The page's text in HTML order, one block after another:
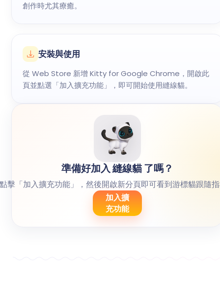
創作時尤其療癒。
安裝與使用
從 Web Store 新增 Kitty for Google Chrome，開啟此
頁並點選「加入擴充功能」，即可開始使用縫線貓。
準備好加入 縫線貓 了嗎？
點擊「加入擴充功能」，然後開啟新分頁即可看到游標貓跟隨
加入擴
充功能